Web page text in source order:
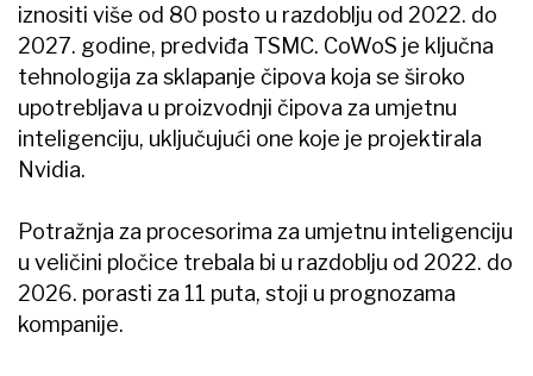
iznositi više od 80 posto u razdoblju od 2022. do
2027. godine, predviđa TSMC. CoWoS je ključna
tehnologija za sklapanje čipova koja se široko
upotrebljava u proizvodnji čipova za umjetnu
inteligenciju, uključujući one koje je projektirala
Nvidia.
Potražnja za procesorima za umjetnu inteligenciju
u veličini pločice trebala bi u razdoblju od 2022. do
2026. porasti za 11 puta, stoji u prognozama
kompanije.